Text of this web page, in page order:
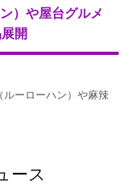
）や屋台グルメ
開
ーローハン）や麻辣
ース